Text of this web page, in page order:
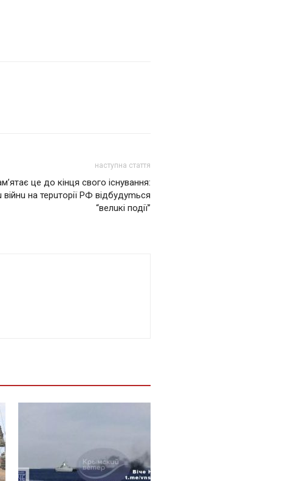
наступна стаття
це до кінця свого існyвання:
на терuторії РФ відбудуmься
“велuкі події”